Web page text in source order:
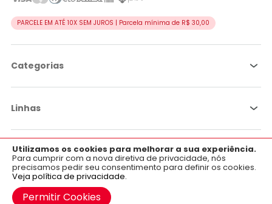
Utilizamos os cookies para melhorar a sua experiência.
Para cumprir com a nova diretiva de privacidade, nós
precisamos pedir seu consentimento para definir os cookies.
Veja política de privacidade.
Permitir Cookies
PARCELE EM ATÉ 10X SEM JUROS | Parcela mínima de R$ 30,00
Categorias
Linhas
Por objetivo
Institucional
Aplicativo OficialFarma
Baixe já o nosso aplicativo para Android e iOS.
Google Play
×